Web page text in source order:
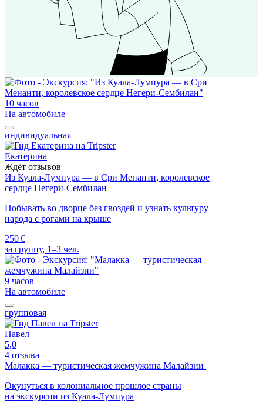
10 часов
На автомобиле
индивидуальная
Екатерина
Ждёт отзывов
Из Куала-Лумпура — в Сри Менанти, королевское
сердце Негери-Сембилан
Побывать во дворце без гвоздей и узнать культуру
народа с рогами на крыше
250 €
за группу, 1–3 чел.
9 часов
На автомобиле
групповая
Павел
5,0
4 отзыва
Малакка — туристическая жемчужина Малайзии
Окунуться в колониальное прошлое страны
на экскурсии из Куала-Лумпура